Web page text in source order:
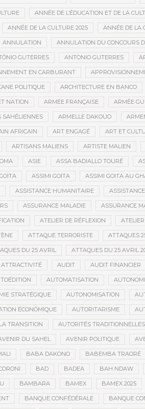
ANNÉE DE L’ÉDUCATION ET DE LA
ANNÉE DE LA CULTURE 2025 ANNÉE DE LA
ANNULATION ANNULATION DU CONCOURS
GUTERRES ANTONIO GUTERRES
EN CARBURANT
POLITIQUE ARCHITECTURE EN BANCO
NATION ARMÉE FRANÇAISE ARMÉE
SAHÉLIENNES ARMELLE DAKOUO
AFRICAIN ART ENGAGÉ ART ET
ARTISANS MALIENS ARTISTE MALIEN
ASIE ASSA BADIALLO TOURÉ
ASSIMI GOITA ASSIMI GOITA AU
ASSISTANCE HUMANITAIRE
ASSURANCE MALADIE ASSURANCE
ATELIER DE RÉFLEXION
ATTAQUE TERRORISTE ATTAQUES
DU 25 AVRIL ATTAQUES DU 25 AVRIL
ATTRACTIVITÉ AUDIT AUDIT FINANCIER
AUTOMATISATION
STRATÉGIQUE AUTONOMISATION
ÉCONOMIQUE AUTORITARISME
TRANSITION AUTORITÉS TRADITIONNELLES
DU SAHEL AVENIR POLITIQUE
BABA DAKONO BABEMBA TRAORÉ
BAD BADEA BAH NDAW
BAMBARA BAMEX BAMEX 2025
BANQUE CONFÉDÉRALE BANQUE